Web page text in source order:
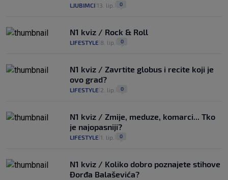
LJUBIMCI 13. lip. 0
N1 kviz / Rock & Roll
LIFESTYLE 8. lip. 0
N1 kviz / Zavrtite globus i recite koji je
ovo grad?
LIFESTYLE 2. lip. 0
N1 kviz / Zmije, meduze, komarci... Tko
je najopasniji?
LIFESTYLE 1. lip. 0
N1 kviz / Koliko dobro poznajete stihove
Đorđa Balaševića?